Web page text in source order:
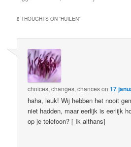
8 THOUGHTS ON “HUILEN”
choices, changes, chanceson17
haha, leuk! Wij hebben het nooit
niet hadden, maar eerlijk is eerlijk
op je telefoon? [ Ik althans]